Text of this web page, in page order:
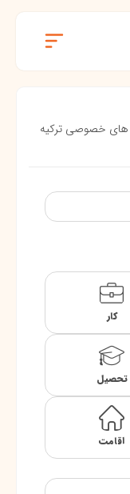
های خصوصی ترکیه
کار
تحصیل
اقامت